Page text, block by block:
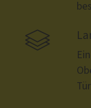
